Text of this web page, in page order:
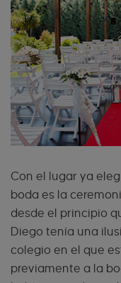
Con el lugar ya
boda es la
desde el principio
Diego tenía una
colegio en el que
previamente a la